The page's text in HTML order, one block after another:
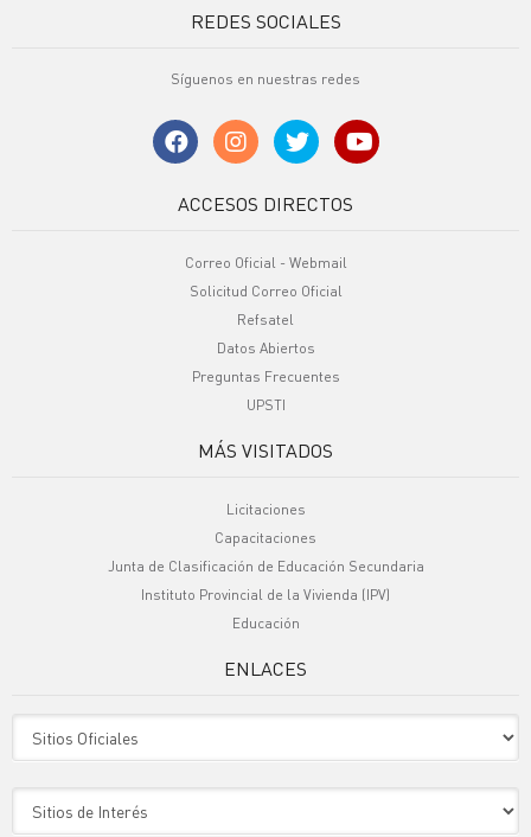
REDES SOCIALES
Síguenos en nuestras redes
ACCESOS DIRECTOS
Correo Oficial - Webmail
Solicitud Correo Oficial
Refsatel
Datos Abiertos
Preguntas Frecuentes
UPSTI
MÁS VISITADOS
Licitaciones
Capacitaciones
Junta de Clasificación de Educación Secundaria
Instituto Provincial de la Vivienda (IPV)
Educación
ENLACES